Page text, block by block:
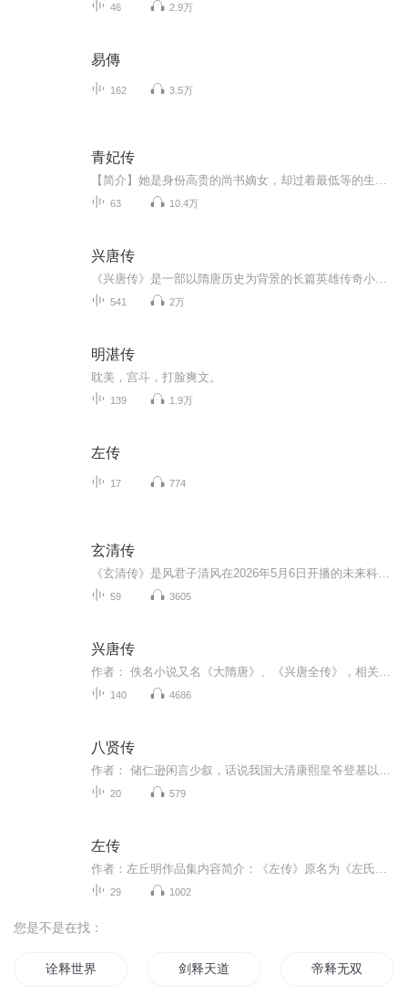
46 2.9万
易傳
162 3.5万
青妃传
63 10.4万
兴唐传
541 2万
明湛传
耽美，宫斗，打脸爽文。
139 1.9万
左传
17 774
玄清传
59 3605
兴唐传
140 4686
八贤传
20 579
左传
29 1002
您是不是在找：
诠释世界 剑释天道 帝释无双